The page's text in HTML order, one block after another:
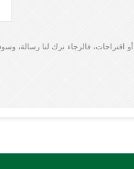
أو اقتراحات، فالرجاء ترك لنا